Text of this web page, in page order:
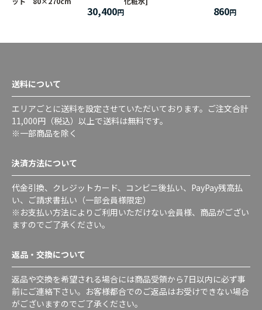
30,400 860
送料について
エリアごとに送料を設定させていただいております。ご注文合計
11,000円（税込）以上で送料は無料です。
※一部商品を除く
決済方法について
代金引換、クレジットカード、コンビニ後払い、PayPay残高払
い、ご請求書払い（一部会員様限定）
※お支払い方法によりご利用いただけない会員様、商品がござい
ますのでご了承ください。
返品・交換について
返品や交換を希望される場合には商品受領から7日以内に必ず事
前にご連絡下さい。お客様都合でのご返品はお受けできない場合
がございますのでご了承ください。